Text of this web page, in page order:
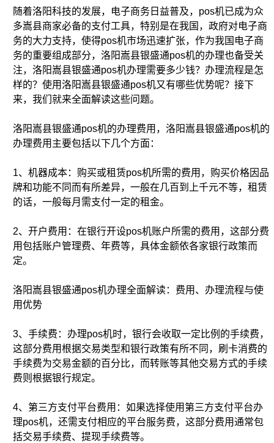
随着洛阳科技的发展，电子商务日益普及，pos机已成为众
多嵩县商家必备的支付工具，特别是在我国，政府对电子商
务的大力支持，使得pos机市场迅速扩张，作为我国电子商
务的重要组成部分，洛阳嵩县银盛通pos机的办理也备受关
注，洛阳嵩县银盛通pos机办理需要多少钱？办理流程是怎
样的？使用洛阳嵩县银盛通pos机又有哪些优势呢？接下
来，我们就来全面解读这些问题。
洛阳嵩县银盛通pos机的办理费用，洛阳嵩县银盛通pos机的
办理费用主要包括以下几个方面：
1、机器成本：购买或租赁pos机所需的费用，购买价格因品
牌和功能不同而有所差异，一般在几百到上千元不等，租赁
的话，一般每月需支付一定的租金。
2、开户费用：在银行开设pos机账户所需的费用，这部分费
用包括账户管理费、年费等，具体金额依各家银行政策而
定。
洛阳嵩县银盛通pos机办理全面解读：费用、办理流程与使
用优势
3、手续费：办理pos机时，银行会收取一定比例的手续费，
这部分费用根据交易类型和银行政策有所不同，刷卡消费的
手续费为交易金额的百分比，而转账等其他交易方式的手续
费则根据银行规定。
4、第三方支付平台费用：如果选择使用第三方支付平台办
理pos机，还需支付相应的平台服务费，这部分费用通常包
括交易手续费、提现手续费等。